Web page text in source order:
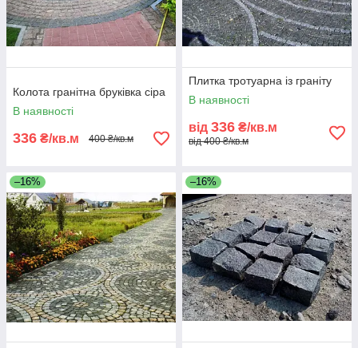
Колота гранітна бруківка сіра
В наявності
336 ₴/кв.м 400 ₴/кв.м
Плитка тротуарна із граніту
В наявності
від 336 ₴/кв.м
від 400 ₴/кв.м
–16% –16%